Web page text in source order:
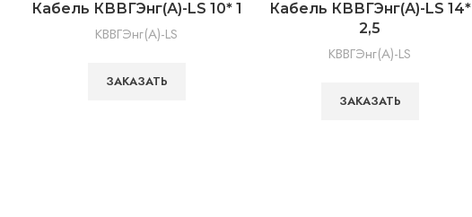
Кабель КВВГЭнг(А)-LS 10* 1
КВВГЭнг(А)-LS
ЗАКАЗАТЬ
Кабель КВВГЭнг(А)-LS 14*
2,5
КВВГЭнг(А)-LS
ЗАКАЗАТЬ